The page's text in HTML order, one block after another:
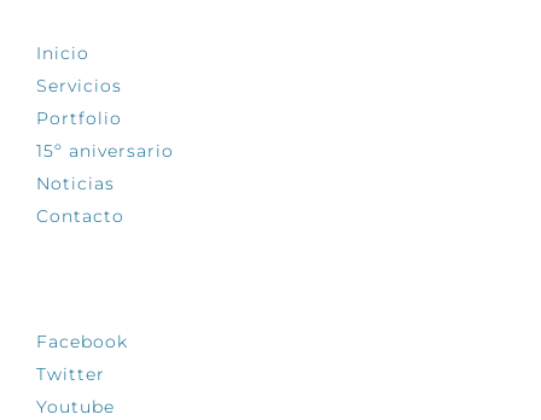
Inicio
Servicios
Portfolio
15º aniversario
Noticias
Contacto
Facebook
Twitter
Youtube